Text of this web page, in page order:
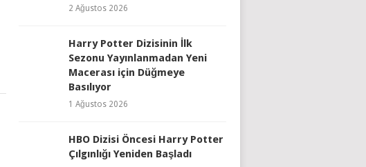
2 Ağustos 2026
Harry Potter Dizisinin İlk
Sezonu Yayınlanmadan Yeni
Macerası için Düğmeye
Basılıyor
1 Ağustos 2026
HBO Dizisi Öncesi Harry Potter
Çılgınlığı Yeniden Başladı